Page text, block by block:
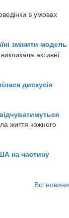
в умовах
змінити модель
активні
дискусія
життя кожного
на частину
Всі новини